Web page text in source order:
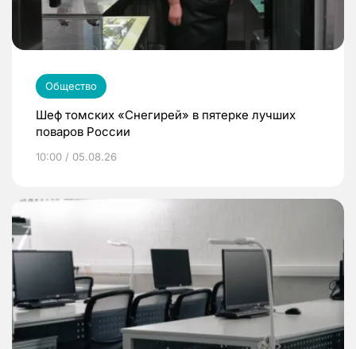
Общество
Шеф томских «Снегирей» в пятерке лучших
поваров России
10:00 / 05.08.26